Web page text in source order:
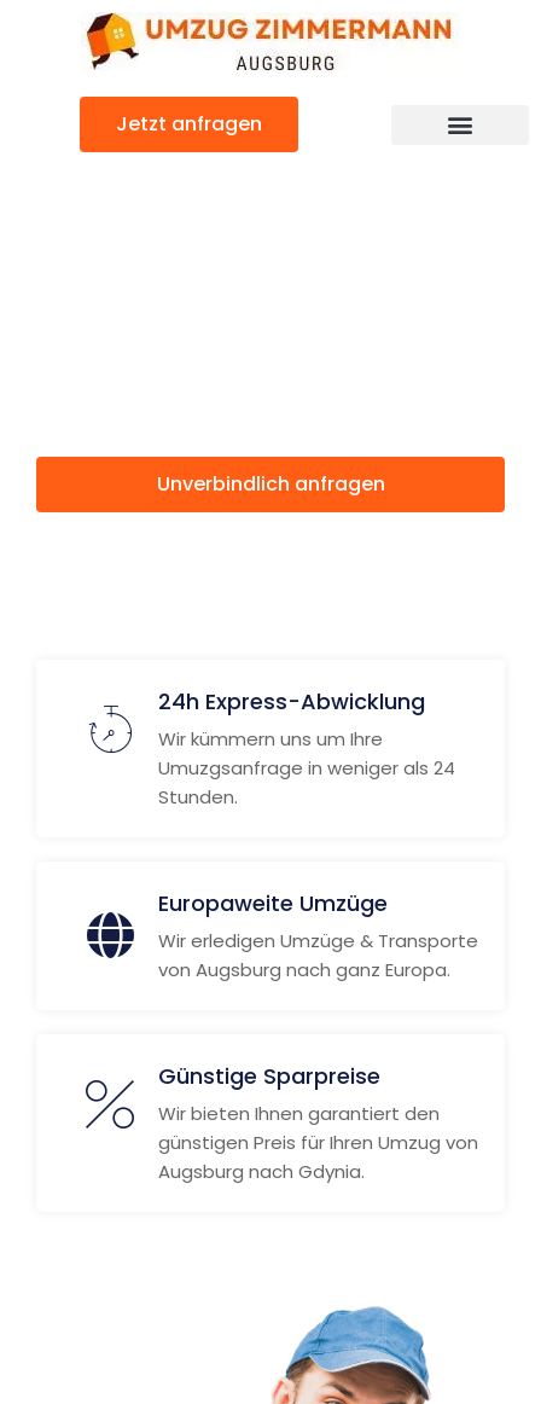
Jetzt anfragen
Unverbindlich anfragen
24h Express-Abwicklung
Wir kümmern uns um Ihre
Umuzgsanfrage in weniger als 24
Stunden.
Europaweite Umzüge
Wir erledigen Umzüge & Transporte
von Augsburg nach ganz Europa.
Günstige Sparpreise
Wir bieten Ihnen garantiert den
günstigen Preis für Ihren Umzug von
Augsburg nach Gdynia.